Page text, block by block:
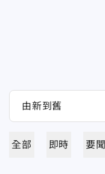
全部 即時 要聞